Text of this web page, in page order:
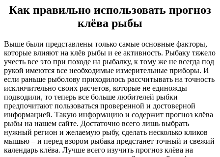
Как правильно использовать прогноз
клёва рыбы
Выше были представлены только самые основные факторы,
которые влияют на клёв рыбы и ее активность. Рыбаку тяжело
учесть все это при походе на рыбалку, к тому же не всегда под
рукой имеются все необходимые измерительные приборы. И
если раньше рыболову приходилось рассчитывать на точность
исключительно своих расчетов, которые не единожды
подводили, то теперь все больше любителей рыбки
предпочитают пользоваться проверенной и достоверной
информацией. Такую информацию и содержит прогноз клёва
рыбы на нашем сайте. Достаточно всего лишь выбрать
нужный регион и желаемую рыбу, сделать несколько кликов
мышью – и перед взором рыбака предстанет точный и свежий
календарь клёва. Лучше всего изучить прогноз клёва на